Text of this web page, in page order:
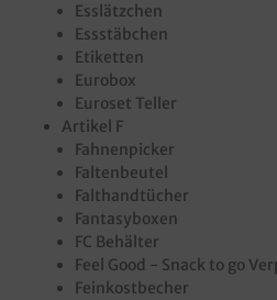
Esslätzchen
Essstäbchen
Etiketten
Eurobox
Euroset Teller
Artikel F
Fahnenpicker
Faltenbeutel
Falthandtücher
Fantasyboxen
FC Behälter
Feel Good - Snack to go
Feinkostbecher